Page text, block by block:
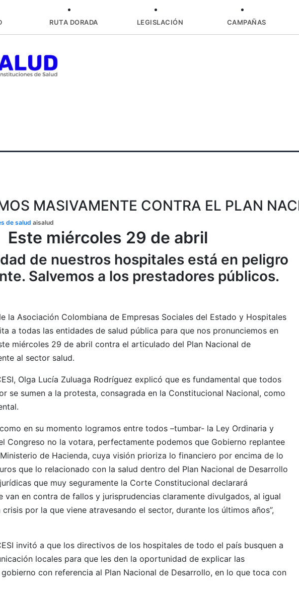
RUTA DORADA LEGISLACIÓN CAMPAÑAS
MASIVAMENTE CONTRA EL PLAN
de salud aisalud
Este miércoles 29 de abril
de nuestros hospitales está en peligro
Salvemos a los prestadores públicos.
la Asociación Colombiana de Empresas Sociales del Estado y Hospitales
a todas las entidades de salud pública para que nos pronunciemos en
miércoles 29 de abril contra el articulado del Plan Nacional de
al sector salud.
Olga Lucía Zuluaga Rodríguez explicó que es fundamental que todos
se sumen a la protesta, consagrada en la Constitucional Nacional, como
en su momento logramos entre todos –tumbar- la Ley Ordinaria y
Congreso no la votara, perfectamente podemos que Gobierno replantee
de Hacienda, cuya visión prioriza lo financiero por encima de lo
que lo relacionado con la salud dentro del Plan Nacional de Desarrollo
que muy seguramente la Corte Constitucional declarará
van en contra de fallos y jurisprudencias claramente divulgados, al igual
por la que viene atravesando el sector, durante los últimos años”,
invitó a que los directivos de los hospitales de todo el país busquen a
locales para que les den la oportunidad de explicar las
con referencia al Plan Nacional de Desarrollo, en lo que toca con